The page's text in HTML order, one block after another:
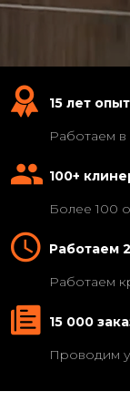
15 лет
Работаем в
100+
Более 100
Работаем
Работаем
15 000
Проводим